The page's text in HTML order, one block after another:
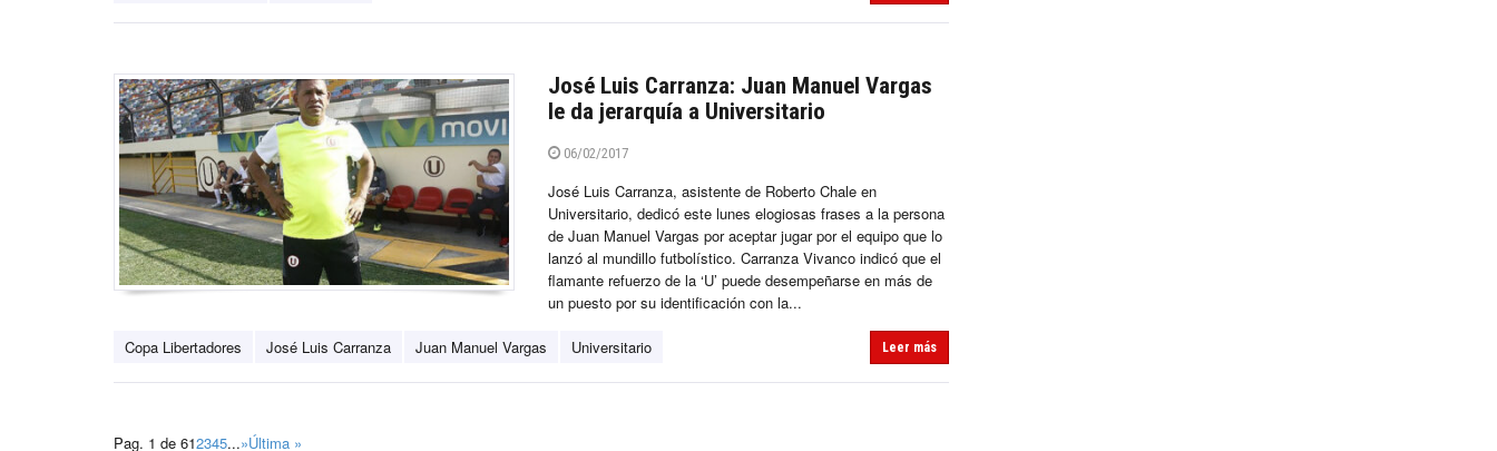
José Luis Carranza: Juan Manuel Vargas
le da jerarquía a Universitario
06/02/2017
José Luis Carranza, asistente de Roberto Chale en
Universitario, dedicó este lunes elogiosas frases a la persona
de Juan Manuel Vargas por aceptar jugar por el equipo que lo
lanzó al mundillo futbolístico. Carranza Vivanco indicó que el
flamante refuerzo de la ‘U’ puede desempeñarse en más de
un puesto por su identificación con la...
Copa Libertadores José Luis Carranza Juan Manuel Vargas Universitario Leer más
Pag. 1 de 612345...»Última »